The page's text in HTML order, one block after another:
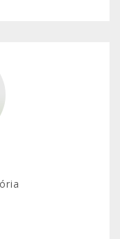
da UFRJ e
História
prender a